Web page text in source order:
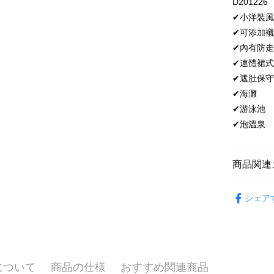
評価内容
【支払い
1. 分割払
の締め日
2. SMSの
湾大直営
で支払い
スを購入
2. 「OP
員の場合
5.商品受
たはアプ
ングでお
代金納付
プリをダ
以内まで
もとに計
期限を延
二、支払
2.決済金
配送方法
全家取貨
配送毎に
付款後全家
配送毎に
萊爾富取
付款後萊
✔小洋裝
✔可添加
✔內有防
✔連體裙
✔遮肚保
✔海灘
✔游泳池
✔泡溫泉
商品関連
シェア
いて 商品の仕様 おすすめ関連商品